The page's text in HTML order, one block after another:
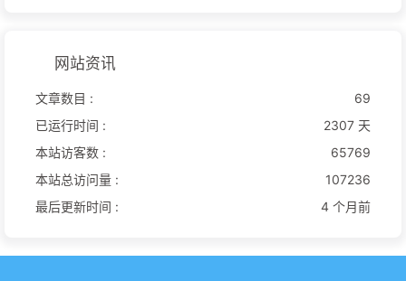
网站资讯
文章数目 :
69
已运行时间 :
2307 天
本站访客数 :
65769
本站总访问量 :
107236
最后更新时间 :
4 个月前